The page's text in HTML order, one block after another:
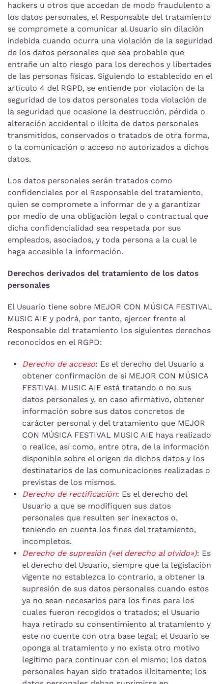
hackers u otros que accedan de modo fraudulento a
los datos personales, el Responsable del tratamiento
se compromete a comunicar al Usuario sin dilación
indebida cuando ocurra una violación de la seguridad
de los datos personales que sea probable que
entrañe un alto riesgo para los derechos y libertades
de las personas físicas. Siguiendo lo establecido en el
artículo 4 del RGPD, se entiende por violación de la
seguridad de los datos personales toda violación de
la seguridad que ocasione la destrucción, pérdida o
alteración accidental o ilícita de datos personales
transmitidos, conservados o tratados de otra forma,
o la comunicación o acceso no autorizados a dichos
datos.
Los datos personales serán tratados como
confidenciales por el Responsable del tratamiento,
quien se compromete a informar de y a garantizar
por medio de una obligación legal o contractual que
dicha confidencialidad sea respetada por sus
empleados, asociados, y toda persona a la cual le
haga accesible la información.
Derechos derivados del tratamiento de los datos
personales
El Usuario tiene sobre MEJOR CON MÚSICA FESTIVAL
MUSIC AIE y podrá, por tanto, ejercer frente al
Responsable del tratamiento los siguientes derechos
reconocidos en el RGPD:
Derecho de acceso: Es el derecho del Usuario a
obtener confirmación de si MEJOR CON MÚSICA
FESTIVAL MUSIC AIE está tratando o no sus
datos personales y, en caso afirmativo, obtener
información sobre sus datos concretos de
carácter personal y del tratamiento que MEJOR
CON MÚSICA FESTIVAL MUSIC AIE haya realizado
o realice, así como, entre otra, de la información
disponible sobre el origen de dichos datos y los
destinatarios de las comunicaciones realizadas o
previstas de los mismos.
Derecho de rectificación: Es el derecho del
Usuario a que se modifiquen sus datos
personales que resulten ser inexactos o,
teniendo en cuenta los fines del tratamiento,
incompletos.
Derecho de supresión («el derecho al olvido»): Es
el derecho del Usuario, siempre que la legislación
vigente no establezca lo contrario, a obtener la
supresión de sus datos personales cuando estos
ya no sean necesarios para los fines para los
cuales fueron recogidos o tratados; el Usuario
haya retirado su consentimiento al tratamiento y
este no cuente con otra base legal; el Usuario se
oponga al tratamiento y no exista otro motivo
legítimo para continuar con el mismo; los datos
personales hayan sido tratados ilícitamente; los